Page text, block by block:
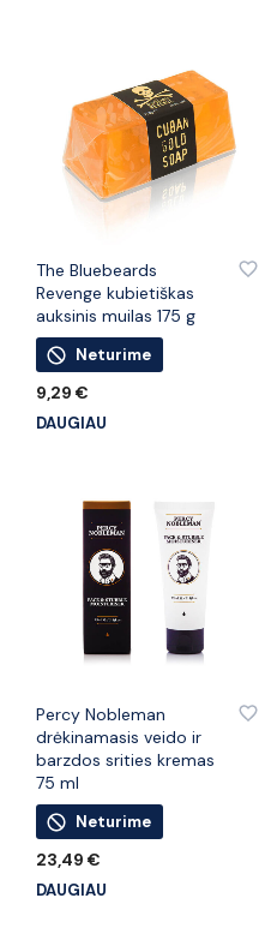
The Bluebeards
Revenge kubietiškas
auksinis muilas 175 g
Neturime
9,29 €
DAUGIAU
Percy Nobleman
drėkinamasis veido ir
barzdos srities kremas
75 ml
Neturime
23,49 €
DAUGIAU